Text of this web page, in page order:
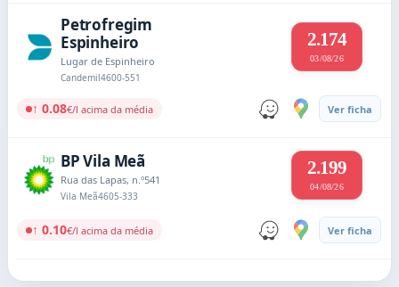
Petrofregim
Espinheiro
Lugar de Espinheiro
Candemil4600-551
2.174
03/08/26
↑ 0.08€/l acima da média Ver ficha
BP Vila Meã
Rua das Lapas, n.º541
Vila Meã4605-333
2.199
04/08/26
↑ 0.10€/l acima da média Ver ficha